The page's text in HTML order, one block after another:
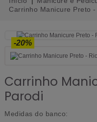
Carrinho Manicure Preto
-20%
Carrinho
Parodi
Medidas do banco: